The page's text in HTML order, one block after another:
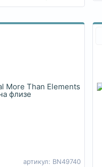
артикул: BN49740